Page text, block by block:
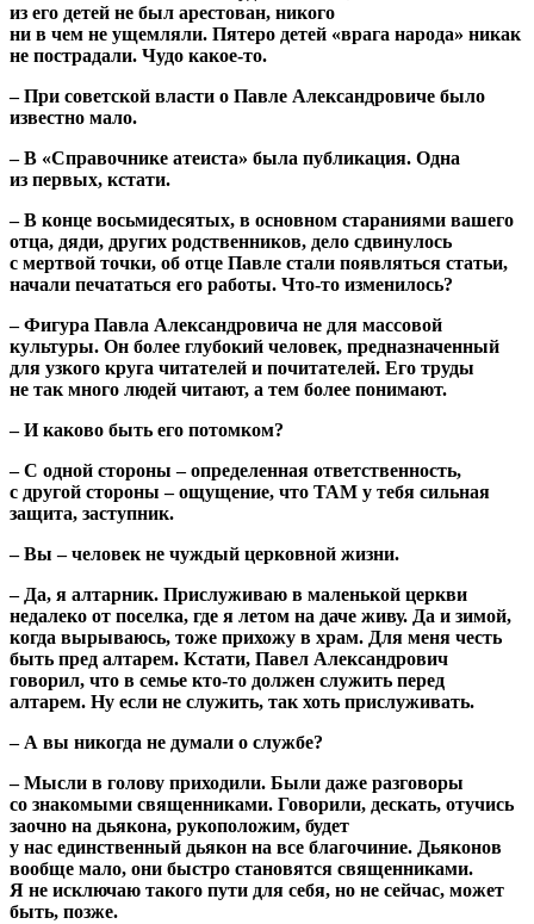
из его детей не был арестован, никого
ни в чем не ущемляли. Пятеро детей «врага народа» никак
не пострадали. Чудо какое-то.
– При советской власти о Павле Александровиче было
известно мало.
– В «Справочнике атеиста» была публикация. Одна
из первых, кстати.
– В конце восьмидесятых, в основном стараниями вашего
отца, дяди, других родственников, дело сдвинулось
с мертвой точки, об отце Павле стали появляться статьи,
начали печататься его работы. Что-то изменилось?
– Фигура Павла Александровича не для массовой
культуры. Он более глубокий человек, предназначенный
для узкого круга читателей и почитателей. Его труды
не так много людей читают, а тем более понимают.
– И каково быть его потомком?
– С одной стороны – определенная ответственность,
с другой стороны – ощущение, что ТАМ у тебя сильная
защита, заступник.
– Вы – человек не чуждый церковной жизни.
– Да, я алтарник. Прислуживаю в маленькой церкви
недалеко от поселка, где я летом на даче живу. Да и зимой,
когда вырываюсь, тоже прихожу в храм. Для меня честь
быть пред алтарем. Кстати, Павел Александрович
говорил, что в семье кто-то должен служить перед
алтарем. Ну если не служить, так хоть прислуживать.
– А вы никогда не думали о службе?
– Мысли в голову приходили. Были даже разговоры
со знакомыми священниками. Говорили, дескать, отучись
заочно на дьякона, рукоположим, будет
у нас единственный дьякон на все благочиние. Дьяконов
вообще мало, они быстро становятся священниками.
Я не исключаю такого пути для себя, но не сейчас, может
быть, позже.